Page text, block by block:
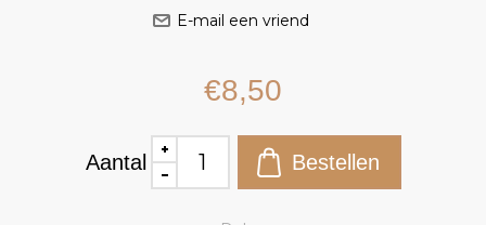
€8,50
Aantal